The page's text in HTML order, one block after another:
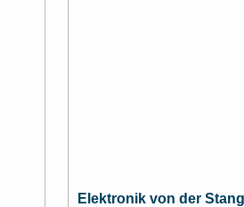
Elektronik von der